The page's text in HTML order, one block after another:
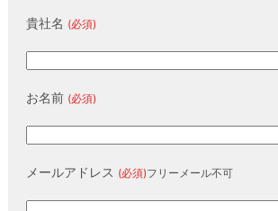
貴社名 (必須)
お名前 (必須)
メールアドレス (必須)フリーメール不可